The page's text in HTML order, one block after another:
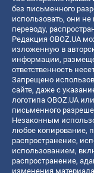
без письменного
использовать, они
переводу,
Редакция OBOZ.UA
изложенную в
информации,
ответственность
Запрещено
сайте, даже с
логотипа OBOZ.UA
письменного
Незаконным
любое копирование,
распространение,
использованием,
распространение,
изменения